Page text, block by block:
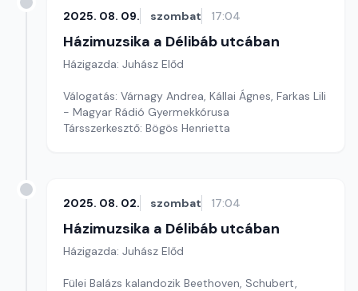
2025. 08. 09. szombat 17:04
Házimuzsika a Délibáb utcában
Házigazda: Juhász Előd
Válogatás: Várnagy Andrea, Kállai Ágnes, Farkas Lili
- Magyar Rádió Gyermekkórusa
Társszerkesztő: Bögös Henrietta
2025. 08. 02. szombat 17:04
Házimuzsika a Délibáb utcában
Házigazda: Juhász Előd
Fülei Balázs kalandozik Beethoven, Schubert,